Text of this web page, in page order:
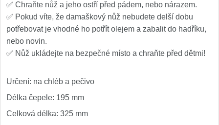
✅ Chraňte nůž a jeho ostří před pádem, nebo nárazem.
✅ Pokud víte, že damaškový nůž nebudete delší dobu
potřebovat je vhodné ho potřít olejem a zabalit do hadříku,
nebo novin.
✅ Nůž ukládejte na bezpečné místo a chraňte před dětmi!
Určení: na chléb a pečivo
Délka čepele: 195 mm
Celková délka: 325 mm